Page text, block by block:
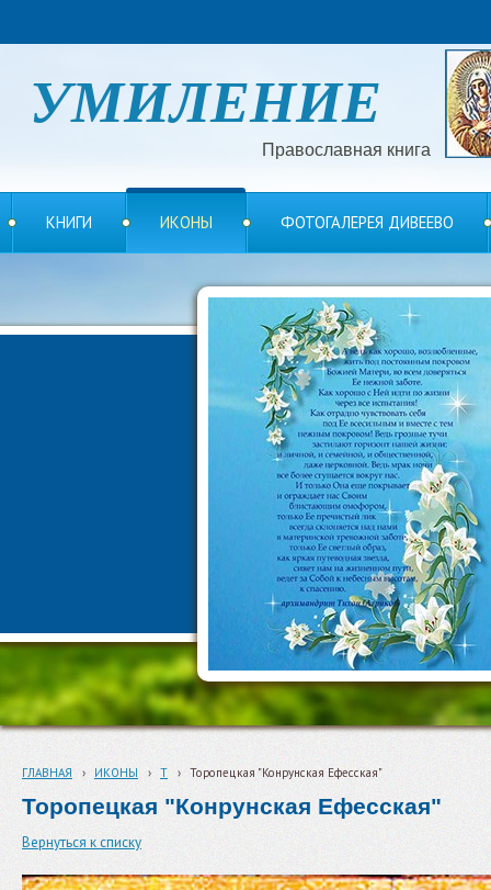
УМИЛЕНИЕ
Православная книга
КНИГИ ИКОНЫ ФОТОГАЛЕРЕЯ ДИВЕЕВО
ГЛАВНАЯ › ИКОНЫ › Т › Торопецкая "Конрунская Ефесская"
Торопецкая "Конрунская Ефесская"
Вернуться к списку